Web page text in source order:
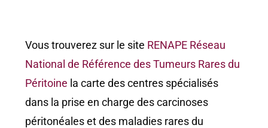
Vous trouverez sur le site RENAPE Réseau
National de Référence des Tumeurs Rares du
Péritoine la carte des centres spécialisés
dans la prise en charge des carcinoses
péritonéales et des maladies rares du